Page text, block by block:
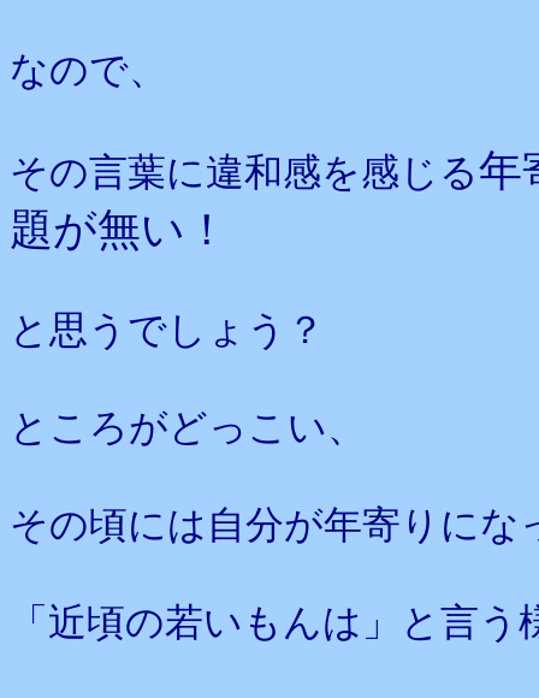
なので、
その言葉に違和感を感じる年
題が無い！
と思うでしょう？
ところがどっこい、
その頃には自分が年寄りにな
「近頃の若いもんは」と言